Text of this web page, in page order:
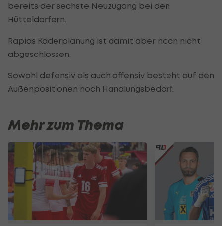
bereits der sechste Neuzugang bei den
Hütteldorfern.
Rapids Kaderplanung ist damit aber noch nicht
abgeschlossen.
Sowohl defensiv als auch offensiv besteht auf den
Außenpositionen noch Handlungsbedarf.
Mehr zum Thema